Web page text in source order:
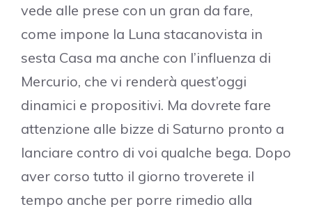
vede alle prese con un gran da fare,
come impone la Luna stacanovista in
sesta Casa ma anche con l’influenza di
Mercurio, che vi renderà quest’oggi
dinamici e propositivi. Ma dovrete fare
attenzione alle bizze di Saturno pronto a
lanciare contro di voi qualche bega. Dopo
aver corso tutto il giorno troverete il
tempo anche per porre rimedio alla